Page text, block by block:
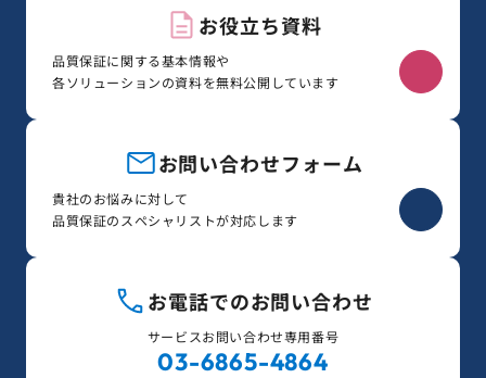
お役立ち資料
品質保証に関する基本情報や
各ソリューションの資料を無料公開しています
お問い合わせフォーム
貴社のお悩みに対して
品質保証のスペシャリストが対応します
お電話でのお問い合わせ
サービスお問い合わせ専用番号
03-6865-4864